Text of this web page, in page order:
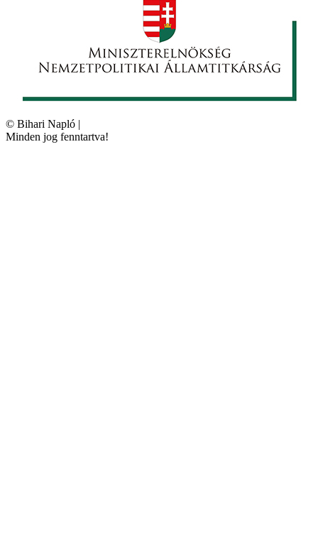
© Bihari Napló |
Minden jog fenntartva!